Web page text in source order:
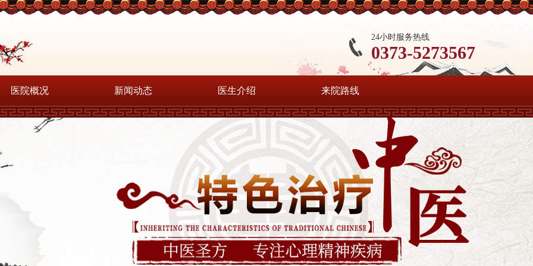
24小时服务热线
0373-5273567
医院概况 新闻动态 医生介绍 来院路线